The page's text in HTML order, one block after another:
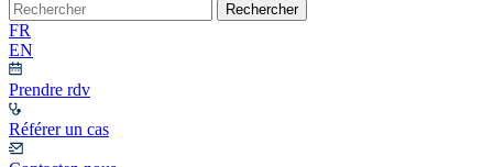
Rechercher
FR
EN
Prendre rdv
Référer un cas